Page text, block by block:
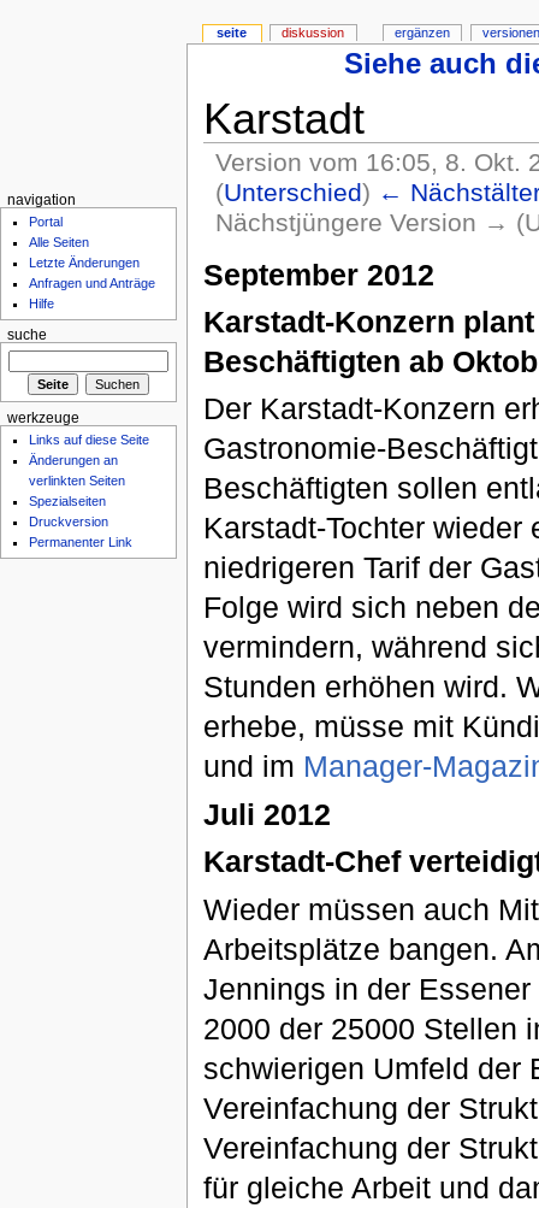
Siehe auch
Karstadt
Version vom 16:05, 8. Okt.
(Unterschied) ←
Nächstjüngere Version →
September 2012
Karstadt-Konzern
Beschäftigten ab
Der Karstadt-Konzern
Gastronomie-
Beschäftigten sollen
Karstadt-Tochter
niedrigeren Tarif der
Folge wird sich neben
vermindern, während
Stunden erhöhen wird.
erhebe, müsse mit
und im Manager-
Juli 2012
Karstadt-Chef
Wieder müssen auch
Arbeitsplätze bangen.
Jennings in der
2000 der 25000 Stellen
schwierigen Umfeld der
Vereinfachung der
Vereinfachung der
für gleiche Arbeit und
seite diskussion ergänzen
navigation
Portal
Alle Seiten
Letzte Änderungen
Anfragen und Anträge
Hilfe
suche
werkzeuge
Links auf diese Seite
Änderungen an
verlinkten Seiten
Spezialseiten
Druckversion
Permanenter Link